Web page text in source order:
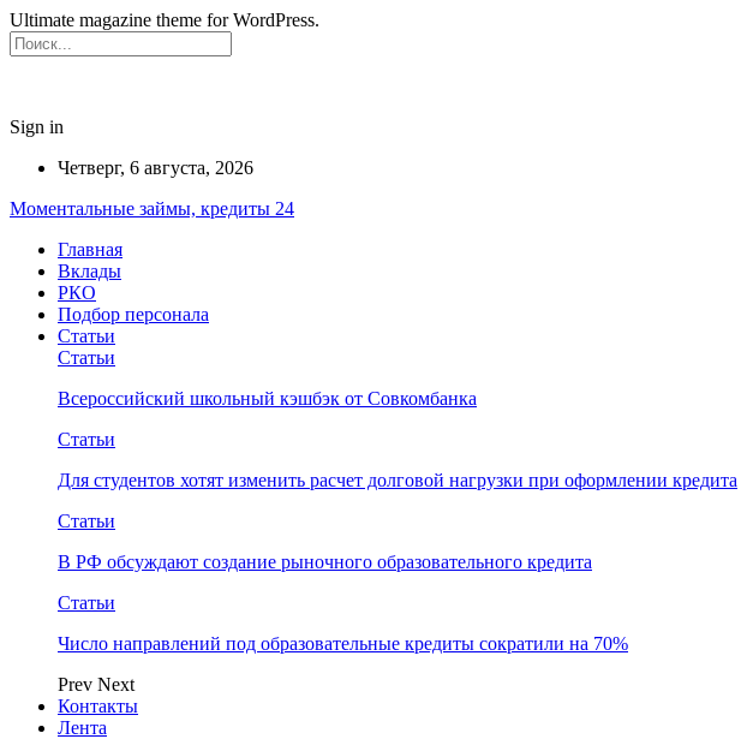
Ultimate magazine theme for WordPress.
Sign in
Четверг, 6 августа, 2026
Моментальные займы, кредиты 24
Главная
Вклады
РКО
Подбор персонала
Статьи
Статьи
Всероссийский школьный кэшбэк от Совкомбанка
Статьи
Для студентов хотят изменить расчет долговой нагрузки при оформлении кредита
Статьи
В РФ обсуждают создание рыночного образовательного кредита
Статьи
Число направлений под образовательные кредиты сократили на 70%
Prev Next
Контакты
Лента